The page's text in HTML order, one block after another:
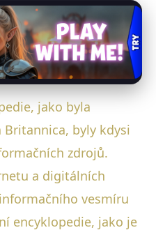
jako byla
byly kdysi
zdrojů.
a digitálních
vesmíru
encyklopedie, jako je